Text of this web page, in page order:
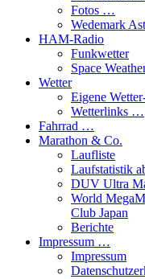
Fotos …
Wedemark
HAM-Radio
Funkwetter
Space
Wetter
Eigene
Wetterlinks …
Fahrrad …
Marathon & Co.
Laufliste
Laufstatistik
DUV Ultra
World
Club Japan
Berichte
Impressum …
Impressum